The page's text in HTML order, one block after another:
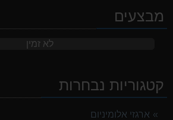
מבצעים
לא זמין
קטגוריות נבחרות
ארגזי אלומיניום